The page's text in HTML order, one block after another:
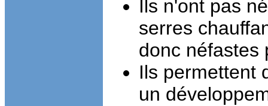
Ils n'ont pas
serres
donc néfastes
Ils permettent
un